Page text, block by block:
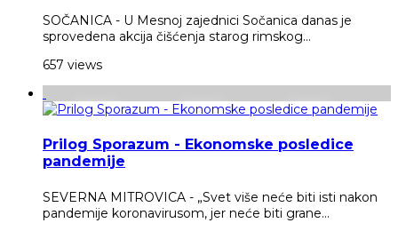
SOČANICA - U Mesnoj zajednici Sočanica danas je
sprovedena akcija čišćenja starog rimskog...
657 views
Prilog Sporazum - Ekonomske posledice
pandemije
SEVERNA MITROVICA - „Svet više neće biti isti nakon
pandemije koronavirusom, jer neće biti grane...